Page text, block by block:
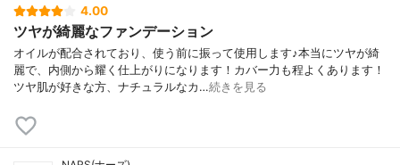
4.00
ツヤが綺麗なファンデーション
オイルが配合されており、使う前に振って使用します♪本当にツヤが綺
麗で、内側から耀く仕上がりになります！カバー力も程よくあります！
ツヤ肌が好きな方、ナチュラルなカ…続きを見る